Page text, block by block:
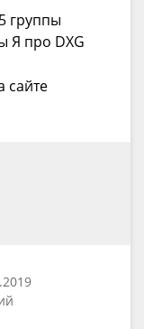
группы
Я про DXG
сайте